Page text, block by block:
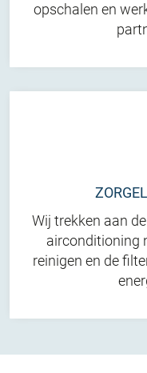
opschalen en
Wij trekken aan
airconditioning
reinigen en de